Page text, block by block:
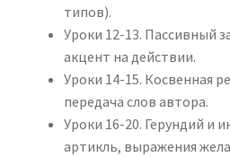
типов).
Уроки 12-13. Пассивный
акцент на действии.
Уроки 14-15. Косвенная
передача слов автора.
Уроки 16-20. Герундий и
артикль, выражения